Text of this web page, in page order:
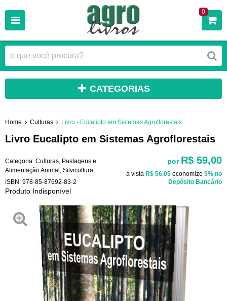
0
CATEGORIAS
Home Culturas Livro - Eucalipto em Sistemas Agroflorestais
Livro Eucalipto em Sistemas Agroflorestais
Categoria: Culturas Pastagens e
Alimentação Animal Silvicultura
ISBN: 978-85-87692-83-2
Produto Indisponível
por R$ 59,00
à vista R$ 56,05 economize 5% no
Depósito Bancário